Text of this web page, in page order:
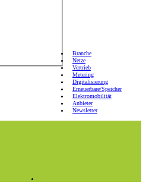
Branche
Netze
Vertrieb
Metering
Digitalisierung
Erneuerbare/Speicher
Elektromobilität
Anbieter
Newsletter